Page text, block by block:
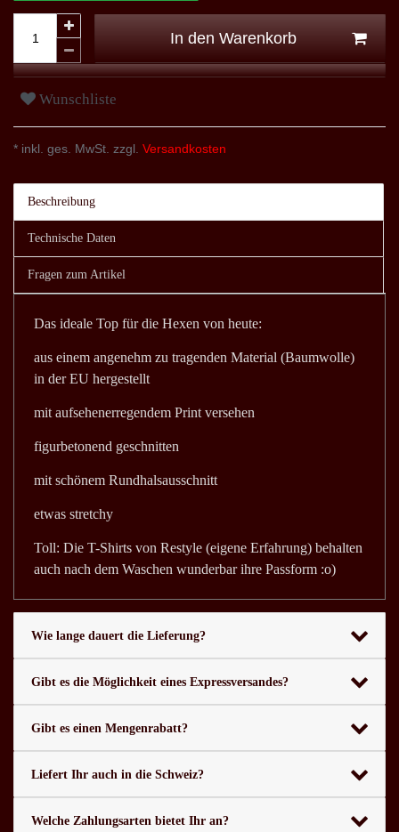
In den Warenkorb
Wunschliste
* inkl. ges. MwSt. zzgl. Versandkosten
Beschreibung
Technische Daten
Fragen zum Artikel
Das ideale Top für die Hexen von heute:
aus einem angenehm zu tragenden Material (Baumwolle)
in der EU hergestellt
mit aufsehenerregendem Print versehen
figurbetonend geschnitten
mit schönem Rundhalsausschnitt
etwas stretchy
Toll: Die T-Shirts von Restyle (eigene Erfahrung) behalten
auch nach dem Waschen wunderbar ihre Passform :o)
Wie lange dauert die Lieferung?
Gibt es die Möglichkeit eines Expressversandes?
Gibt es einen Mengenrabatt?
Liefert Ihr auch in die Schweiz?
Welche Zahlungsarten bietet Ihr an?